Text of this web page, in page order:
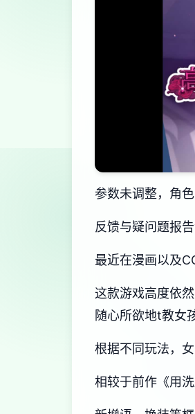
参数未调整，角
反馈与疑问题报
最近在漫画以及
这款游戏高度依
随心所欲地t教女
根据不同玩法，
相较于前作《用